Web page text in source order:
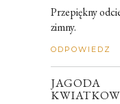
Przepiękny
zimny.
ODPOWIEDZ
JAGODA